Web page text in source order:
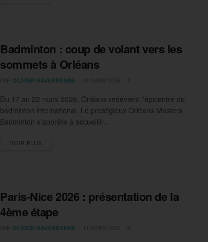
Badminton : coup de volant vers les
sommets à Orléans
OLIVIER NAVARRANNE
Du 17 au 22 mars 2026, Orléans redevient l'épicentre du
badminton international. Le prestigieux Orléans Masters
Badminton s'apprête à accueillir...
VOIR PLUS
Paris-Nice 2026 : présentation de la
4ème étape
OLIVIER NAVARRANNE